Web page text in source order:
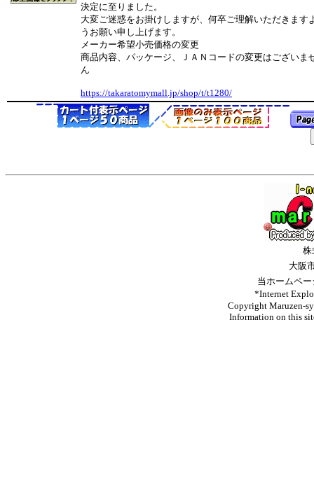
決定に至りました。
大変ご迷惑をお掛けしますが、何卒ご理解いただきます
うお願い申し上げます。
メーカー希望小売価格の変更
商品内容、パッケージ、ＪＡＮコードの変更はございま
ん
https://takaratomymall.jp/shop/t/t1280/
大阪
当ホームペ
*Internet
Copyright Maruzen-
Information on this